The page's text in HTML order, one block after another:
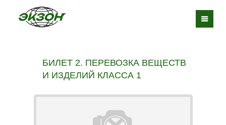
БИЛЕТ 2. ПЕРЕВОЗКА ВЕЩЕСТВ
И ИЗДЕЛИЙ КЛАССА 1